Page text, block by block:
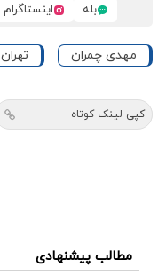
بله
اینستاگرام
مهدی چمران تهران
کپی لینک کوتاه
مطالب پیشنهادی